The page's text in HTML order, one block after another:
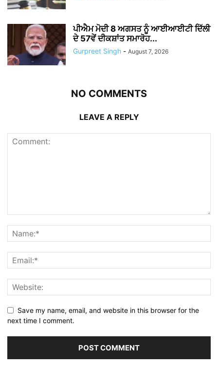
ਪੀਐਮ ਮੋਦੀ 8 ਅਗਸਤ ਨੂੰ ਆਈਆਈਟੀ ਦਿੱਲੀ
ਦੇ 57ਵੇਂ ਦੀਕਸ਼ਾਂਤ ਸਮਾਰੋਹ...
Gurpreet Singh - August 7, 2026
NO COMMENTS
LEAVE A REPLY
Save my name, email, and website in this browser for the
next time I comment.